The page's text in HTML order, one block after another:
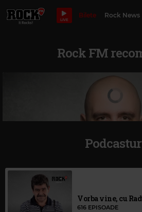
LIVE
Bilete Rock News
Rock FM
Vorba vine, cu
616 EPISOADE